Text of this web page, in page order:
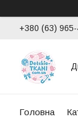
+380 (63)
Головна